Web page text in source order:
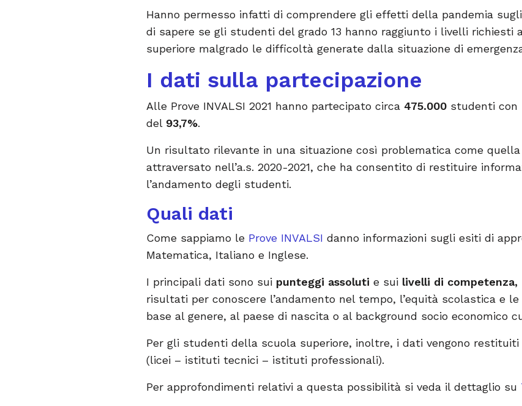
Hanno permesso infatti di comprendere gli effetti della pandemia
di sapere se gli studenti del grado 13 hanno raggiunto i livelli richiesti
superiore malgrado le difficoltà generate dalla situazione di
I dati sulla partecipazione
Alle Prove INVALSI 2021 hanno partecipato circa 475.000 studenti con
del 93,7%.
Un risultato rilevante in una situazione così problematica come
attraversato nell’a.s. 2020-2021, che ha consentito di restituire
l’andamento degli studenti.
Quali dati
Come sappiamo le Prove INVALSI danno informazioni sugli esiti di
Matematica, Italiano e Inglese.
I principali dati sono sui punteggi assoluti e sui livelli di competenza,
risultati per conoscere l’andamento nel tempo, l’equità scolastica e
base al genere, al paese di nascita o al background socio economico
Per gli studenti della scuola superiore, inoltre, i dati vengono
(licei – istituti tecnici – istituti professionali).
Per approfondimenti relativi a questa possibilità si veda il dettaglio su